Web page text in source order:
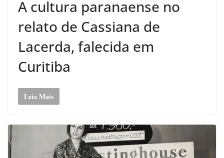
A cultura paranaense no
relato de Cassiana de
Lacerda, falecida em
Curitiba
Leia Mais